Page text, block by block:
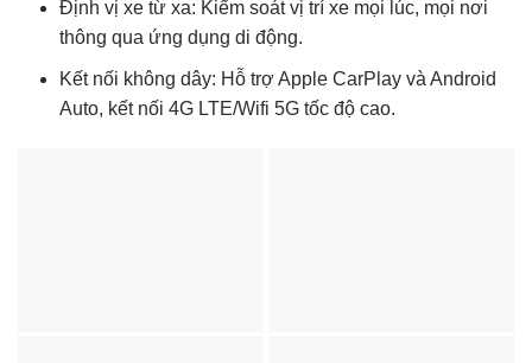
Định vị xe từ xa: Kiểm soát vị trí xe mọi lúc, mọi nơi
thông qua ứng dụng di động.
Kết nối không dây: Hỗ trợ Apple CarPlay và Android
Auto, kết nối 4G LTE/Wifi 5G tốc độ cao.